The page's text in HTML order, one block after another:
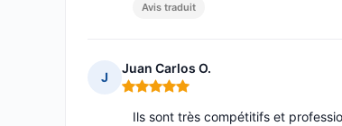
Avis traduit
J
Juan Carlos O.
Note : 5 sur 5
Ils sont très compétitifs et